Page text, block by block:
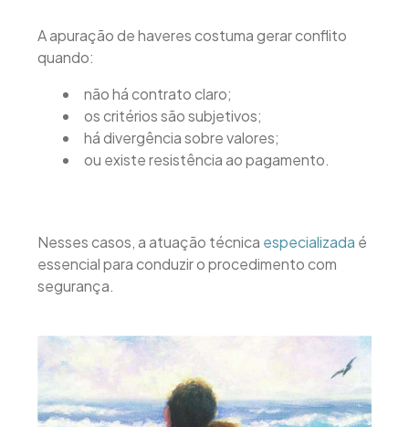
A apuração de haveres costuma gerar conflito
quando:
não há contrato claro;
os critérios são subjetivos;
há divergência sobre valores;
ou existe resistência ao pagamento.
Nesses casos, a atuação técnica especializada é
essencial para conduzir o procedimento com
segurança.